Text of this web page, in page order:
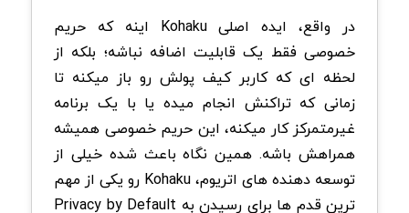
در واقع، ایده اصلی Kohaku اینه که حریم
خصوصی فقط یک قابلیت اضافه نباشه؛ بلکه از
لحظه ای که کاربر کیف پولش رو باز میکنه تا
زمانی که تراکنش انجام میده یا با یک برنامه
غیرمتمرکز کار میکنه، این حریم خصوصی همیشه
همراهش باشه. همین نگاه باعث شده خیلی از
توسعه دهنده های اتریوم، Kohaku رو یکی از مهم
ترین قدم ها برای رسیدن به Privacy by Default